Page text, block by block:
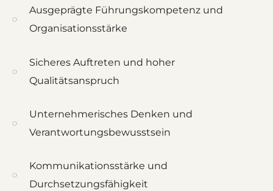
Ausgeprägte Führungskompetenz und
Organisationsstärke
Sicheres Auftreten und hoher
Qualitätsanspruch
Unternehmerisches Denken und
Verantwortungsbewusstsein
Kommunikationsstärke und
Durchsetzungsfähigkeit